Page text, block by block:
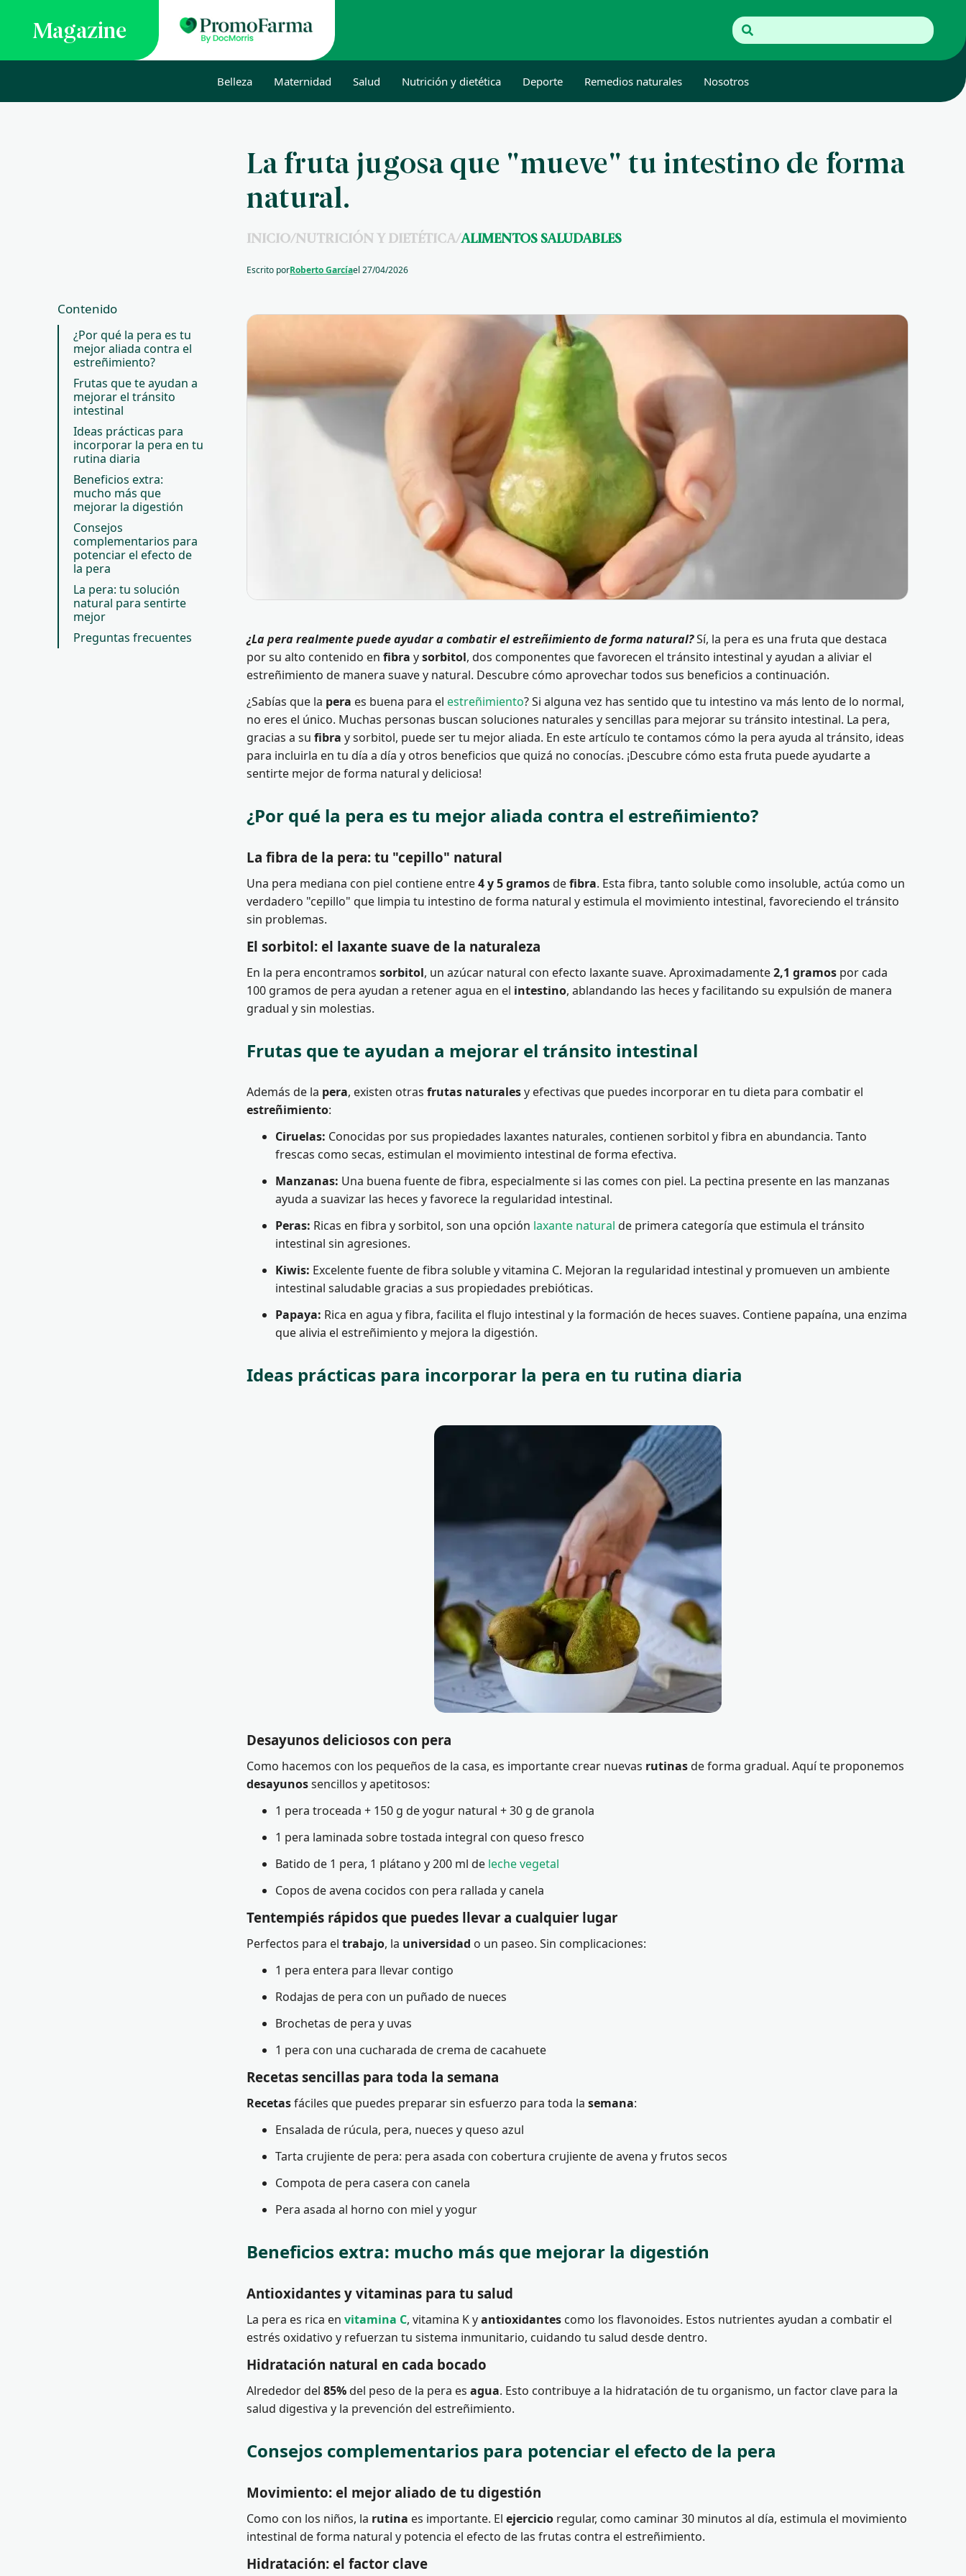
Magazine
Belleza Maternidad Salud Nutrición y dietética Deporte Remedios naturales Nosotros
La fruta jugosa que "mueve" tu intestino de forma
natural.
INICIO/NUTRICIÓN Y DIETÉTICA/ALIMENTOS SALUDABLES
Escrito porRoberto Garcíael 27/04/2026
Contenido
¿Por qué la pera es tu
mejor aliada contra el
estreñimiento?
Frutas que te ayudan a
mejorar el tránsito
intestinal
Ideas prácticas para
incorporar la pera en tu
rutina diaria
Beneficios extra:
mucho más que
mejorar la digestión
Consejos
complementarios para
potenciar el efecto de
la pera
La pera: tu solución
natural para sentirte
mejor
Preguntas frecuentes
¿La pera realmente puede ayudar a combatir el estreñimiento de forma natural?Sí, la pera es una fruta que destaca
por su alto contenido enfibra ysorbitol, dos componentes que favorecen el tránsito intestinal y ayudan a aliviar el
estreñimiento de manera suave y natural. Descubre cómo aprovechar todos sus beneficios a continuación.
¿Sabías que la pera es buena para elestreñimiento? Si alguna vez has sentido que tu intestino va más lento de lo normal,
no eres el único. Muchas personas buscan soluciones naturales y sencillas para mejorar su tránsito intestinal. La pera,
gracias a sufibra y sorbitol, puede ser tu mejor aliada. En este artículo te contamos cómo la pera ayuda al tránsito, ideas
para incluirla en tu día a día y otros beneficios que quizá no conocías. ¡Descubre cómo esta fruta puede ayudarte a
sentirte mejor de forma natural y deliciosa!
¿Por qué la pera es tu mejor aliada contra el estreñimiento?
La fibra de la pera: tu "cepillo" natural
Una pera mediana con piel contiene entre4 y 5 gramosdefibra. Esta fibra, tanto soluble como insoluble, actúa como un
verdadero "cepillo" que limpia tu intestino de forma natural y estimula el movimiento intestinal, favoreciendo el tránsito
sin problemas.
El sorbitol: el laxante suave de la naturaleza
En la pera encontramossorbitol, un azúcar natural con efecto laxante suave. Aproximadamente2,1 gramos por cada
100 gramos de pera ayudan a retener agua en el intestino, ablandando las heces y facilitando su expulsión de manera
gradual y sin molestias.
Frutas que te ayudan a mejorar el tránsito intestinal
Además de la pera, existen otrasfrutas naturalesy efectivas que puedes incorporar en tu dieta para combatir el
estreñimiento:
Ciruelas: Conocidas por sus propiedades laxantes naturales, contienen sorbitol y fibra en abundancia. Tanto
frescas como secas, estimulan el movimiento intestinal de forma efectiva.
Manzanas: Una buena fuente de fibra, especialmente si las comes con piel. La pectina presente en las manzanas
ayuda a suavizar las heces y favorece la regularidad intestinal.
Peras: Ricas en fibra y sorbitol, son una opción laxante natural de primera categoría que estimula el tránsito
intestinal sin agresiones.
Kiwis: Excelente fuente de fibra soluble y vitamina C. Mejoran la regularidad intestinal y promueven un ambiente
intestinal saludable gracias a sus propiedades prebióticas.
Papaya: Rica en agua y fibra, facilita el flujo intestinal y la formación de heces suaves. Contiene papaína, una enzima
que alivia el estreñimiento y mejora la digestión.
Ideas prácticas para incorporar la pera en tu rutina diaria
Desayunos deliciosos con pera
Como hacemos con los pequeños de la casa, es importante crear nuevas rutinasde forma gradual. Aquí te proponemos
desayunossencillos y apetitosos:
1 pera troceada + 150 g de yogur natural + 30 g de granola
1 pera laminada sobre tostada integral con queso fresco
Batido de 1 pera, 1 plátano y 200 ml de leche vegetal
Copos de avena cocidos con pera rallada y canela
Tentempiés rápidos que puedes llevar a cualquier lugar
Perfectos para eltrabajo, la universidad o un paseo. Sin complicaciones:
1 pera entera para llevar contigo
Rodajas de pera con un puñado de nueces
Brochetas de pera y uvas
1 pera con una cucharada de crema de cacahuete
Recetas sencillas para toda la semana
Recetasfáciles que puedes preparar sin esfuerzo para toda lasemana:
Ensalada de rúcula, pera, nueces y queso azul
Tarta crujiente de pera: pera asada con cobertura crujiente de avena y frutos secos
Compota de pera casera con canela
Pera asada al horno con miel y yogur
Beneficios extra: mucho más que mejorar la digestión
Antioxidantes y vitaminas para tu salud
La pera es rica envitamina C, vitamina K yantioxidantes como los flavonoides. Estos nutrientes ayudan a combatir el
estrés oxidativo y refuerzan tu sistema inmunitario, cuidando tu salud desde dentro.
Hidratación natural en cada bocado
Alrededor del85%del peso de la pera esagua. Esto contribuye a la hidratación de tu organismo, un factor clave para la
salud digestiva y la prevención del estreñimiento.
Consejos complementarios para potenciar el efecto de la pera
Movimiento: el mejor aliado de tu digestión
Como con los niños, la rutina es importante. Elejercicio regular, como caminar 30 minutos al día, estimula el movimiento
intestinal de forma natural y potencia el efecto de las frutas contra el estreñimiento.
Hidratación: el factor clave